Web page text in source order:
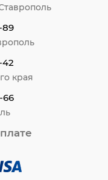
89
42
края
66